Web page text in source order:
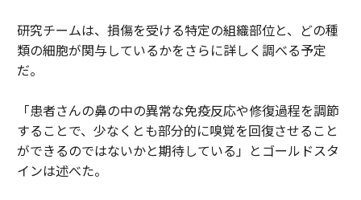
研究チームは、損傷を受ける特定の組織部位と、どの種
類の細胞が関与しているかをさらに詳しく調べる予定
だ。
「患者さんの鼻の中の異常な免疫反応や修復過程を調節
することで、少なくとも部分的に嗅覚を回復させること
ができるのではないかと期待している」とゴールドスタ
インは述べた。